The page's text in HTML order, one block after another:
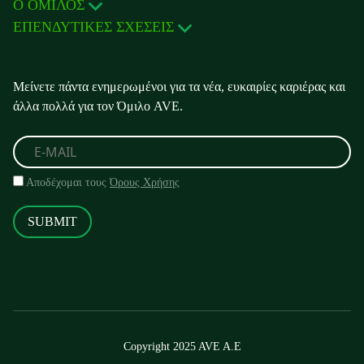
Ο ΟΜΙΛΟΣ
ΕΠΕΝΔΥΤΙΚΕΣ ΣΧΕΣΕΙΣ
Μείνετε πάντα ενημερωμένοι για τα νέα, ευκαιρίες καριέρας και
άλλα πολλά για τον Όμιλο AVE.
Αποδέχομαι τουςΌρους Χρήσης
SUBMIT
Copyright 2025 AVE A.E